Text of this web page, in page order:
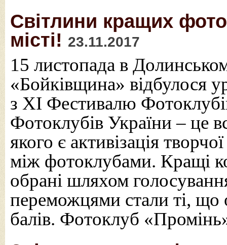
Світлини кращих
місті! 23.11.2017
15 листопада в
«Бойківщина» відбулося
з XI Фестивалю
Фотоклубів України – це
якого є активізація
між фотоклубами. Кращі
обрані шляхом
переможцями стали ті, що
балів. Фотоклуб